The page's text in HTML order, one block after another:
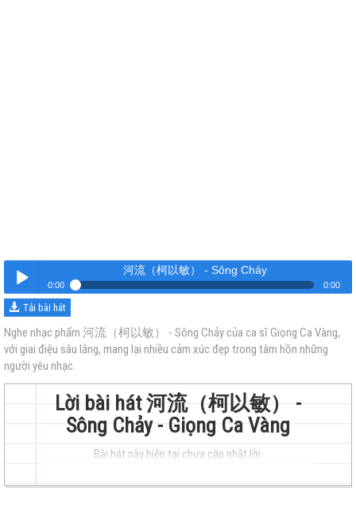
Nghe
河流（柯以敏） - Sông Chảy
0:00 0:00
河流（柯以敏） - Sông Chảy
Tải bài hát
Nghe nhạc phẩm 河流（柯以敏） - Sông Chảy của ca sĩ Giọng Ca Vàng,
với giai điệu sâu lắng, mang lại nhiều cảm xúc đẹp trong tâm hồn những
người yêu nhạc.
Lời bài hát 河流（柯以敏） -
Sông Chảy - Giọng Ca Vàng
Bài hát này hiện tại chưa cập nhật lời.